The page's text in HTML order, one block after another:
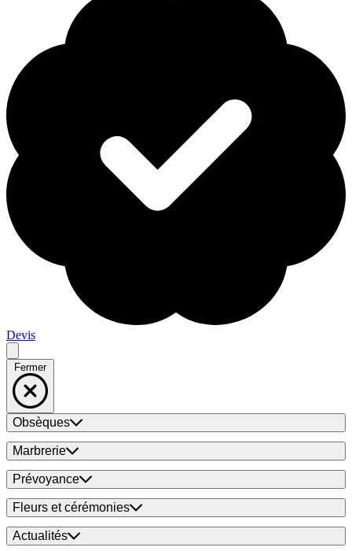
Devis
Fermer
Obsèques
Marbrerie
Prévoyance
Fleurs et cérémonies
Actualités